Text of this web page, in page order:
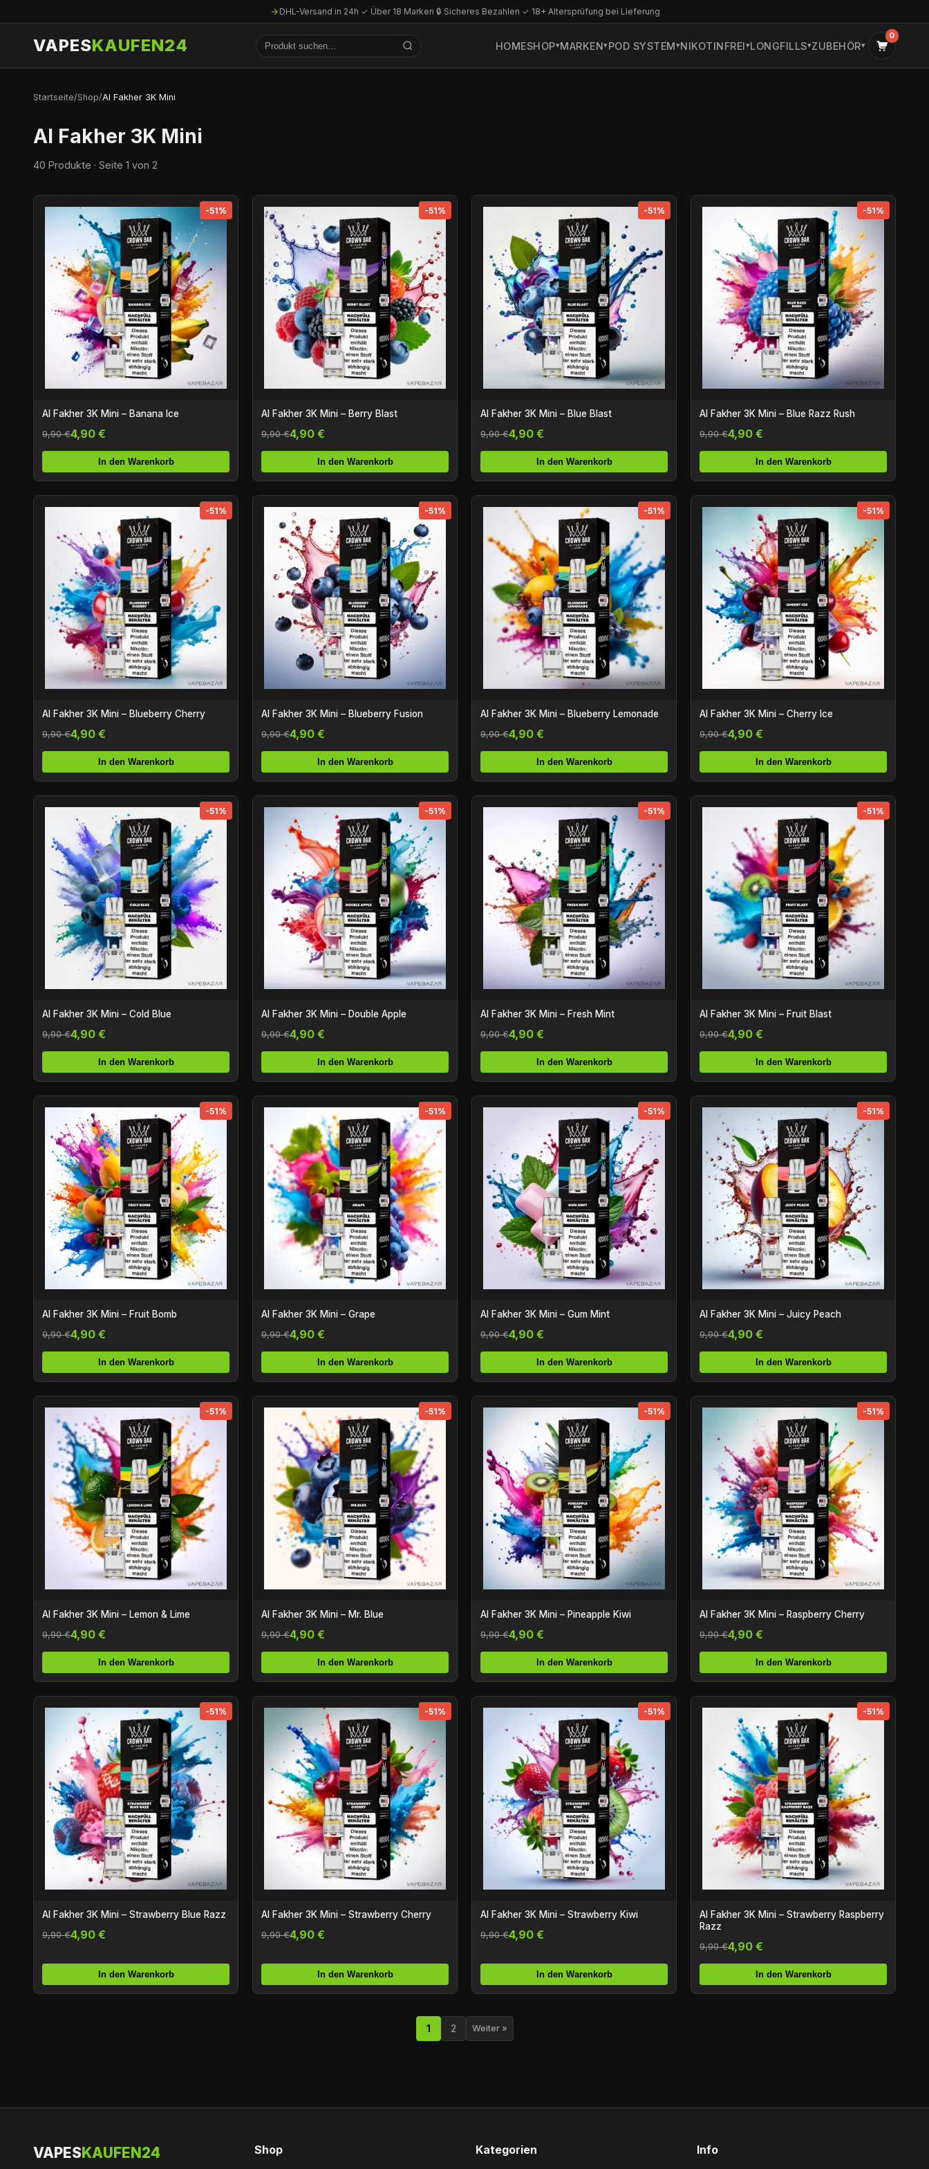
DHL-Versand in 24h·✓ Über 18 Marken·🔒 Sicheres Bezahlen·✓ 18+ Altersprüfung bei Lieferung
VAPESKAUFEN24 HOMESHOP MARKEN POD SYSTEM NIKOTINFREI LONGFILLS ZUBEHÖR
0
Startseite/Shop/Al Fakher 3K Mini
Al Fakher 3K Mini
40 Produkte · Seite 1 von 2
-51%
Al Fakher 3K Mini – Banana Ice
9,90 €4,90 €
In den Warenkorb
-51%
Al Fakher 3K Mini – Berry Blast
9,90 €4,90 €
In den Warenkorb
-51%
Al Fakher 3K Mini – Blue Blast
9,90 €4,90 €
In den Warenkorb
-51%
Al Fakher 3K Mini – Blue Razz Rush
9,90 €4,90 €
In den Warenkorb
-51%
Al Fakher 3K Mini – Blueberry Cherry
9,90 €4,90 €
In den Warenkorb
-51%
Al Fakher 3K Mini – Blueberry Fusion
9,90 €4,90 €
In den Warenkorb
-51%
Al Fakher 3K Mini – Blueberry Lemonade
9,90 €4,90 €
In den Warenkorb
-51%
Al Fakher 3K Mini – Cherry Ice
9,90 €4,90 €
In den Warenkorb
-51%
Al Fakher 3K Mini – Cold Blue
9,90 €4,90 €
In den Warenkorb
-51%
Al Fakher 3K Mini – Double Apple
9,90 €4,90 €
In den Warenkorb
-51%
Al Fakher 3K Mini – Fresh Mint
9,90 €4,90 €
In den Warenkorb
-51%
Al Fakher 3K Mini – Fruit Blast
9,90 €4,90 €
In den Warenkorb
-51%
Al Fakher 3K Mini – Fruit Bomb
9,90 €4,90 €
In den Warenkorb
-51%
Al Fakher 3K Mini – Grape
9,90 €4,90 €
In den Warenkorb
-51%
Al Fakher 3K Mini – Gum Mint
9,90 €4,90 €
In den Warenkorb
-51%
Al Fakher 3K Mini – Juicy Peach
9,90 €4,90 €
In den Warenkorb
-51%
Al Fakher 3K Mini – Lemon & Lime
9,90 €4,90 €
In den Warenkorb
-51%
Al Fakher 3K Mini – Mr. Blue
9,90 €4,90 €
In den Warenkorb
-51%
Al Fakher 3K Mini – Pineapple Kiwi
9,90 €4,90 €
In den Warenkorb
-51%
Al Fakher 3K Mini – Raspberry Cherry
9,90 €4,90 €
In den Warenkorb
-51%
Al Fakher 3K Mini – Strawberry Blue Razz
9,90 €4,90 €
In den Warenkorb
-51%
Al Fakher 3K Mini – Strawberry Cherry
9,90 €4,90 €
In den Warenkorb
-51%
Al Fakher 3K Mini – Strawberry Kiwi
9,90 €4,90 €
In den Warenkorb
-51%
Al Fakher 3K Mini – Strawberry Raspberry
Razz
9,90 €4,90 €
In den Warenkorb
1 2 Weiter »
VAPES KAUFEN24 Shop Kategorien Info